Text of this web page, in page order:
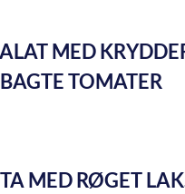
MED
TOMATER
MED RØGET